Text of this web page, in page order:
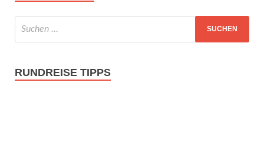
RUNDREISE TIPPS